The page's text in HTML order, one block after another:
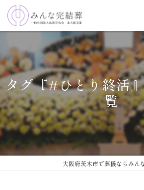
タグ『#ひとり終活
覧
大阪府茨木市で葬儀ならみん